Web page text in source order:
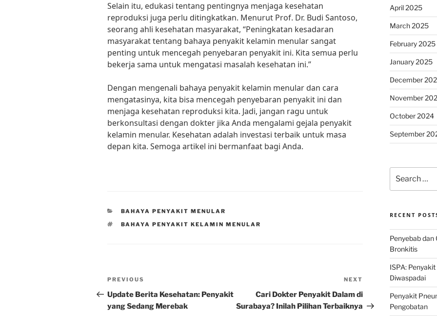
Selain itu, edukasi tentang pentingnya menjaga kesehatan
reproduksi juga perlu ditingkatkan. Menurut Prof. Dr. Budi Santoso,
seorang ahli kesehatan masyarakat, “Peningkatan kesadaran
masyarakat tentang bahaya penyakit kelamin menular sangat
penting untuk mencegah penyebaran penyakit ini. Kita semua perlu
bekerja sama untuk mengatasi masalah kesehatan ini.”
Dengan mengenali bahaya penyakit kelamin menular dan cara
mengatasinya, kita bisa mencegah penyebaran penyakit ini dan
menjaga kesehatan reproduksi kita. Jadi, jangan ragu untuk
berkonsultasi dengan dokter jika Anda mengalami gejala penyakit
kelamin menular. Kesehatan adalah investasi terbaik untuk masa
depan kita. Semoga artikel ini bermanfaat bagi Anda.
CATEGORIES
BAHAYA PENYAKIT MENULAR
TAGS
BAHAYA PENYAKIT KELAMIN MENULAR
Post
navigation
Previous
Post
PREVIOUS
Update Berita Kesehatan: Penyakit
yang Sedang Merebak
Post
NEXT
Cari Dokter Penyakit Dalam di
Surabaya? Inilah Pilihan Terbaiknya
April 2025
March 2025
February 2025
January 2025
December
November
October 2024
September
for:
RECENT
Penyebab dan
Bronkitis
ISPA:
Diwaspadai
Penyakit
Pengobatan